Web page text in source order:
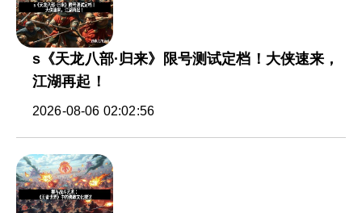
s《天龙八部·归来》限号测试定档！大侠速来，
江湖再起！
2026-08-06 02:02:56